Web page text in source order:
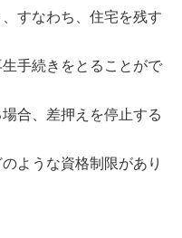
すなわち、住宅を残す
手続きをとることがで
合、差押えを停止する
ような資格制限があり